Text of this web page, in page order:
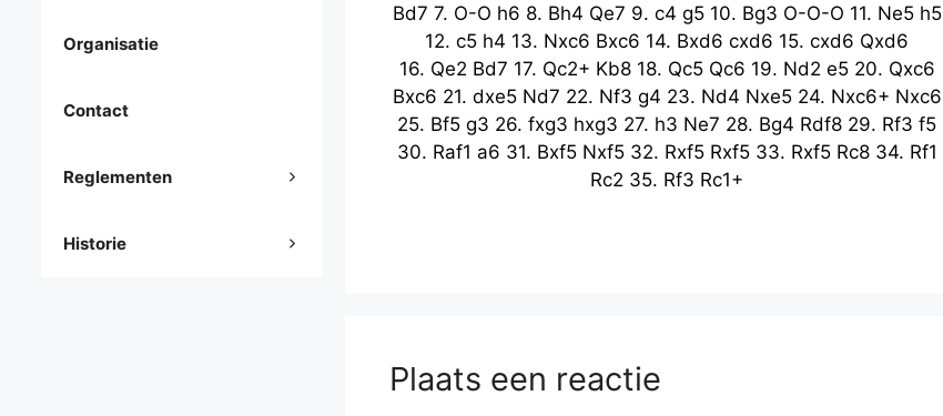
Bd7 7. O-O h6 8. Bh4 Qe7 9. c4 g5 10. Bg3 O-O-O 11. Ne5 h5
12. c5 h4 13. Nxc6 Bxc6 14. Bxd6 cxd6 15. cxd6 Qxd6
16. Qe2 Bd7 17. Qc2+ Kb8 18. Qc5 Qc6 19. Nd2 e5 20. Qxc6
Bxc6 21. dxe5 Nd7 22. Nf3 g4 23. Nd4 Nxe5 24. Nxc6+ Nxc6
25. Bf5 g3 26. fxg3 hxg3 27. h3 Ne7 28. Bg4 Rdf8 29. Rf3 f5
30. Raf1 a6 31. Bxf5 Nxf5 32. Rxf5 Rxf5 33. Rxf5 Rc8 34. Rf1
Rc2 35. Rf3 Rc1+
Plaats een reactie
Organisatie
Contact
Reglementen
Historie